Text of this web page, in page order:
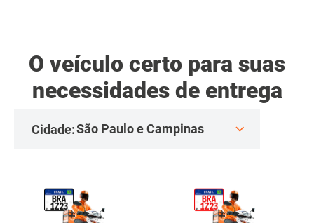
O veículo certo para suas
necessidades de entrega
Cidade: